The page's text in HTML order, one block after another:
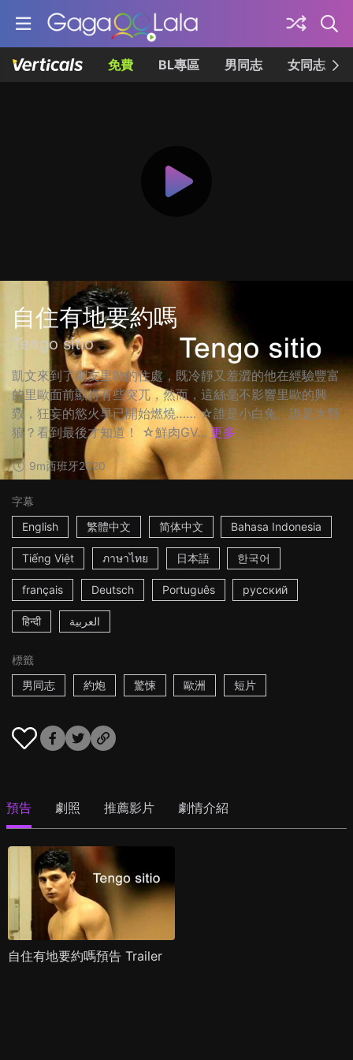
免費 BL專區 男同志 女同志
自住有地要約嗎
Tengo sitio
凱文來到了網友里歐的住處，既冷靜又羞澀的他在經驗豐富
的里歐面前顯得有些突兀，然而，這絲毫不影響里歐的興
致，狂妄的慾火早已開始燃燒…… ☆誰是小白兔、誰是大野
狼？看到最後才知道！ ☆鮮肉GV... 更多
9m西班牙2020
字幕
English
繁體中文 简体中文 Bahasa Indonesia
Tiếng Việt ภาษาไทย 日本語 한국어
français Deutsch Português русский
हिन्दी العربية
標籤
男同志
約炮 驚悚 歐洲 短片
預告 劇照 推薦影片 劇情介紹
自住有地要約嗎預告 Trailer